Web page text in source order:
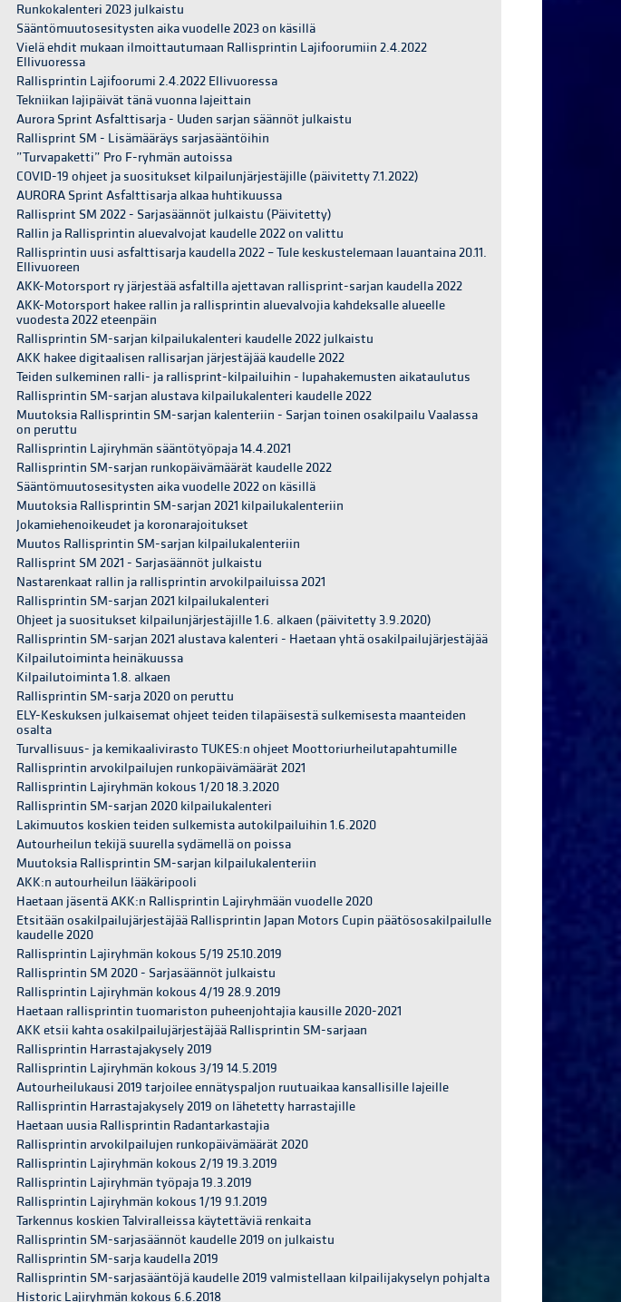
Runkokalenteri 2023 julkaistu
Sääntömuutosesitysten aika vuodelle 2023 on käsillä
Vielä ehdit mukaan ilmoittautumaan Rallisprintin Lajifoorumiin 2.4.2022
Ellivuoressa
Rallisprintin Lajifoorumi 2.4.2022 Ellivuoressa
Tekniikan lajipäivät tänä vuonna lajeittain
Aurora Sprint Asfalttisarja - Uuden sarjan säännöt julkaistu
Rallisprint SM - Lisämääräys sarjasääntöihin
”Turvapaketti” Pro F-ryhmän autoissa
COVID-19 ohjeet ja suositukset kilpailunjärjestäjille (päivitetty 7.1.2022)
AURORA Sprint Asfalttisarja alkaa huhtikuussa
Rallisprint SM 2022 - Sarjasäännöt julkaistu (Päivitetty)
Rallin ja Rallisprintin aluevalvojat kaudelle 2022 on valittu
Rallisprintin uusi asfalttisarja kaudella 2022 – Tule keskustelemaan lauantaina 20.11.
Ellivuoreen
AKK-Motorsport ry järjestää asfaltilla ajettavan rallisprint-sarjan kaudella 2022
AKK-Motorsport hakee rallin ja rallisprintin aluevalvojia kahdeksalle alueelle
vuodesta 2022 eteenpäin
Rallisprintin SM-sarjan kilpailukalenteri kaudelle 2022 julkaistu
AKK hakee digitaalisen rallisarjan järjestäjää kaudelle 2022
Teiden sulkeminen ralli- ja rallisprint-kilpailuihin - lupahakemusten aikataulutus
Rallisprintin SM-sarjan alustava kilpailukalenteri kaudelle 2022
Muutoksia Rallisprintin SM-sarjan kalenteriin - Sarjan toinen osakilpailu Vaalassa
on peruttu
Rallisprintin Lajiryhmän sääntötyöpaja 14.4.2021
Rallisprintin SM-sarjan runkopäivämäärät kaudelle 2022
Sääntömuutosesitysten aika vuodelle 2022 on käsillä
Muutoksia Rallisprintin SM-sarjan 2021 kilpailukalenteriin
Jokamiehenoikeudet ja koronarajoitukset
Muutos Rallisprintin SM-sarjan kilpailukalenteriin
Rallisprint SM 2021 - Sarjasäännöt julkaistu
Nastarenkaat rallin ja rallisprintin arvokilpailuissa 2021
Rallisprintin SM-sarjan 2021 kilpailukalenteri
Ohjeet ja suositukset kilpailunjärjestäjille 1.6. alkaen (päivitetty 3.9.2020)
Rallisprintin SM-sarjan 2021 alustava kalenteri - Haetaan yhtä osakilpailujärjestäjää
Kilpailutoiminta heinäkuussa
Kilpailutoiminta 1.8. alkaen
Rallisprintin SM-sarja 2020 on peruttu
ELY-Keskuksen julkaisemat ohjeet teiden tilapäisestä sulkemisesta maanteiden
osalta
Turvallisuus- ja kemikaalivirasto TUKES:n ohjeet Moottoriurheilutapahtumille
Rallisprintin arvokilpailujen runkopäivämäärät 2021
Rallisprintin Lajiryhmän kokous 1/20 18.3.2020
Rallisprintin SM-sarjan 2020 kilpailukalenteri
Lakimuutos koskien teiden sulkemista autokilpailuihin 1.6.2020
Autourheilun tekijä suurella sydämellä on poissa
Muutoksia Rallisprintin SM-sarjan kilpailukalenteriin
AKK:n autourheilun lääkäripooli
Haetaan jäsentä AKK:n Rallisprintin Lajiryhmään vuodelle 2020
Etsitään osakilpailujärjestäjää Rallisprintin Japan Motors Cupin päätösosakilpailulle
kaudelle 2020
Rallisprintin Lajiryhmän kokous 5/19 25.10.2019
Rallisprintin SM 2020 - Sarjasäännöt julkaistu
Rallisprintin Lajiryhmän kokous 4/19 28.9.2019
Haetaan rallisprintin tuomariston puheenjohtajia kausille 2020-2021
AKK etsii kahta osakilpailujärjestäjää Rallisprintin SM-sarjaan
Rallisprintin Harrastajakysely 2019
Rallisprintin Lajiryhmän kokous 3/19 14.5.2019
Autourheilukausi 2019 tarjoilee ennätyspaljon ruutuaikaa kansallisille lajeille
Rallisprintin Harrastajakysely 2019 on lähetetty harrastajille
Haetaan uusia Rallisprintin Radantarkastajia
Rallisprintin arvokilpailujen runkopäivämäärät 2020
Rallisprintin Lajiryhmän kokous 2/19 19.3.2019
Rallisprintin Lajiryhmän työpaja 19.3.2019
Rallisprintin Lajiryhmän kokous 1/19 9.1.2019
Tarkennus koskien Talviralleissa käytettäviä renkaita
Rallisprintin SM-sarjasäännöt kaudelle 2019 on julkaistu
Rallisprintin SM-sarja kaudella 2019
Rallisprintin SM-sarjasääntöjä kaudelle 2019 valmistellaan kilpailijakyselyn pohjalta
Historic Lajiryhmän kokous 6.6.2018